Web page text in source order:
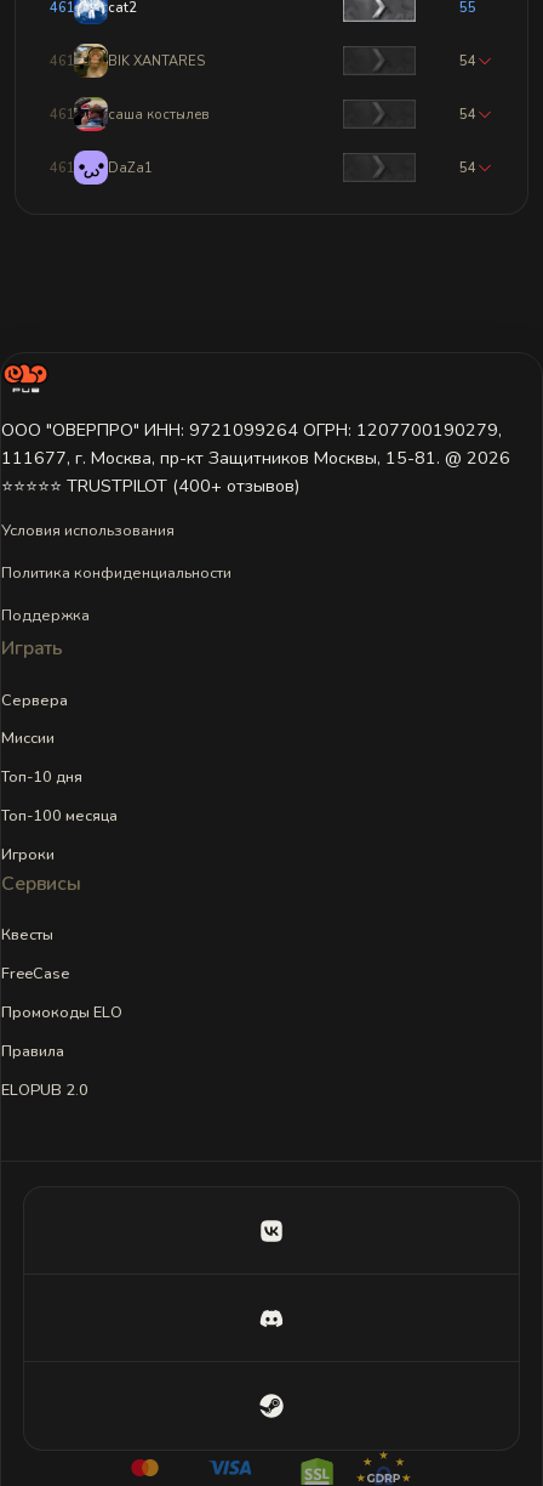
4613 cat2 55
4614 BIK XANTARES 54
4615 саша костылев 54
4616 DaZa1 54
ООО "ОВЕРПРО" ИНН: 9721099264 ОГРН: 1207700190279,
111677, г. Москва, пр-кт Защитников Москвы, 15-81. @ 2026 ㅤ
⭐⭐⭐⭐⭐ TRUSTPILOT (400+ отзывов)
Условия использования
Политика конфиденциальности
Поддержка
Играть
Сервера
Миссии
Топ-10 дня
Топ-100 месяца
Игроки
Сервисы
Квесты
FreeCase
Промокоды ELO
Правила
ELOPUB 2.0